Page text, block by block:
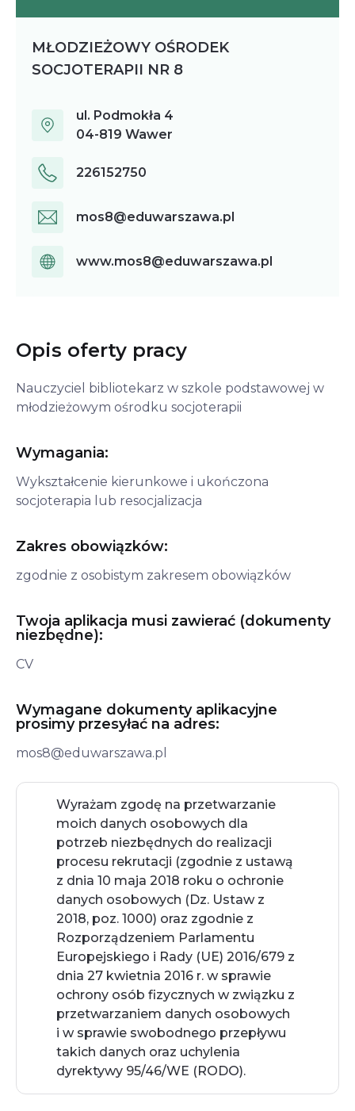
MŁODZIEŻOWY OŚRODEK
SOCJOTERAPII NR 8
ul. Podmokła 4
04-819 Wawer
226152750
mos8@eduwarszawa.pl
www.mos8@eduwarszawa.pl
Opis oferty pracy
Nauczyciel bibliotekarz w szkole podstawowej w
młodzieżowym ośrodku socjoterapii
Wymagania:
Wykształcenie kierunkowe i ukończona
socjoterapia lub resocjalizacja
Zakres obowiązków:
zgodnie z osobistym zakresem obowiązków
Twoja aplikacja musi zawierać (dokumenty
niezbędne):
CV
Wymagane dokumenty aplikacyjne
prosimy przesyłać na adres:
mos8@eduwarszawa.pl
Wyrażam zgodę na przetwarzanie
moich danych osobowych dla
potrzeb niezbędnych do realizacji
procesu rekrutacji (zgodnie z ustawą
z dnia 10 maja 2018 roku o ochronie
danych osobowych (Dz. Ustaw z
2018, poz. 1000) oraz zgodnie z
Rozporządzeniem Parlamentu
Europejskiego i Rady (UE) 2016/679 z
dnia 27 kwietnia 2016 r. w sprawie
ochrony osób fizycznych w związku z
przetwarzaniem danych osobowych
i w sprawie swobodnego przepływu
takich danych oraz uchylenia
dyrektywy 95/46/WE (RODO).